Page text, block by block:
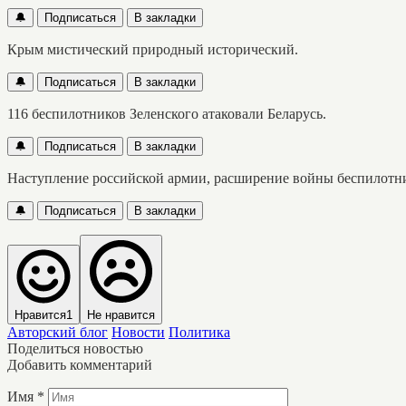
🔔 Подписаться В закладки
Крым мистический природный исторический.
🔔 Подписаться В закладки
116 беспилотников Зеленского атаковали Беларусь.
🔔 Подписаться В закладки
Наступление российской армии, расширение войны
🔔 Подписаться В закладки
Нравится1 Не нравится
Авторский блог Новости Политика
Поделиться новостью
Добавить комментарий
Имя *